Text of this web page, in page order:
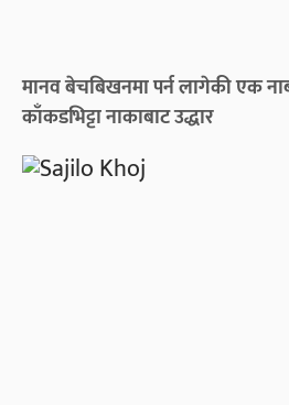
मानव बेचबिखनमा पर्न लागेकी एक
काँकडभिट्टा नाकाबाट उद्धार